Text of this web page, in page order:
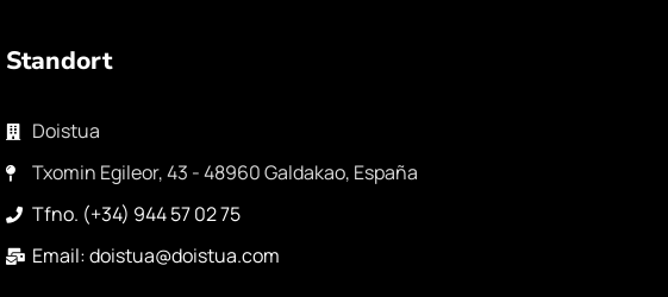
Standort
Doistua
Txomin Egileor, 43 - 48960 Galdakao, España
Tfno. (+34) 944 57 02 75
Email: doistua@doistua.com